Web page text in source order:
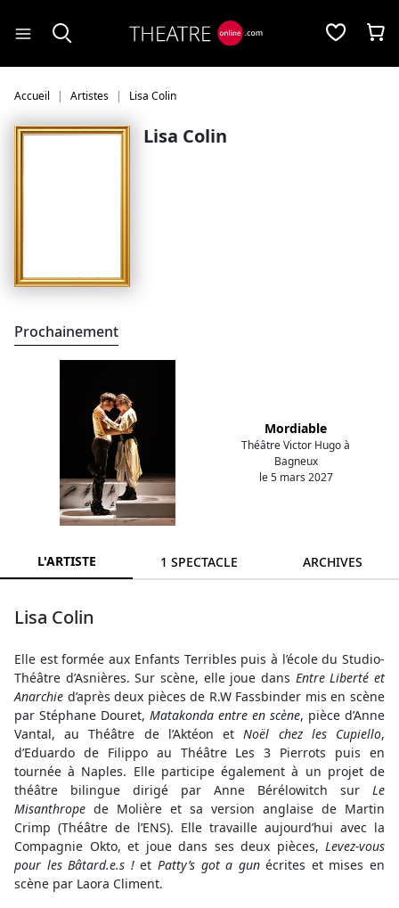
Accueil Artistes Lisa Colin
Lisa Colin
Prochainement
Mordiable
Théâtre Victor Hugo à
Bagneux
le 5 mars 2027
L'ARTISTE 1 SPECTACLE ARCHIVES
Lisa Colin
Elle est formée aux Enfants Terribles puis à l’école du Studio-
Théâtre d’Asnières. Sur scène, elle joue dans Entre Liberté et
Anarchie d’après deux pièces de R.W Fassbinder mis en scène
par Stéphane Douret, Matakonda entre en scène, pièce d’Anne
Vantal, au Théâtre de l’Aktéon etNoël chez les Cupiello,
d’Eduardo de Filippo au Théâtre Les 3 Pierrots puis en
tournée à Naples. Elle participe également à un projet de
théâtre bilingue dirigé par Anne Bérélowitch sur Le
Misanthrope de Molière et sa version anglaise de Martin
Crimp (Théâtre de l’ENS). Elle travaille aujourd’hui avec la
Compagnie Okto, et joue dans ses deux pièces, Levez-vous
pour les Bâtard.e.s !et Patty’s got a gunécrites et mises en
scène par Laora Climent.